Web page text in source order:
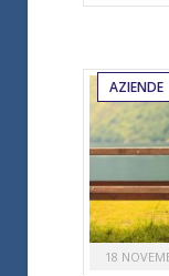
AZIENDE
18